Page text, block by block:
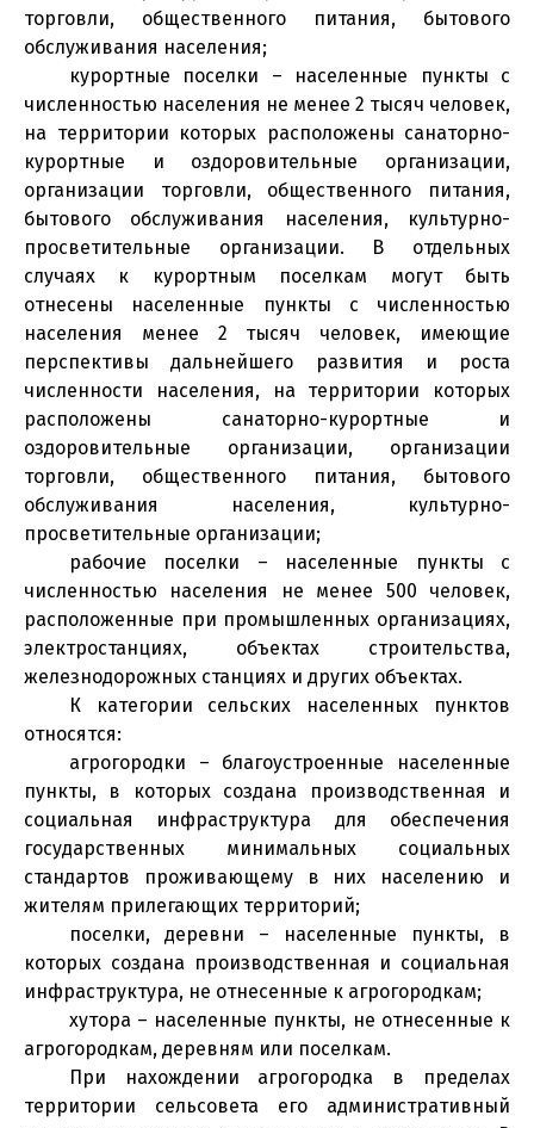
торговли, общественного питания, бытового
обслуживания населения;
курортные поселки – населенные пункты с
численностью населения не менее 2 тысяч человек,
на территории которых расположены санаторно-
курортные и оздоровительные организации,
организации торговли, общественного питания,
бытового обслуживания населения, культурно-
просветительные организации. В отдельных
случаях к курортным поселкам могут быть
отнесены населенные пункты с численностью
населения менее 2 тысяч человек, имеющие
перспективы дальнейшего развития и роста
численности населения, на территории которых
расположены санаторно-курортные и
оздоровительные организации, организации
торговли, общественного питания, бытового
обслуживания населения, культурно-
просветительные организации;
рабочие поселки – населенные пункты с
численностью населения не менее 500 человек,
расположенные при промышленных организациях,
электростанциях, объектах строительства,
железнодорожных станциях и других объектах.
К категории сельских населенных пунктов
относятся:
агрогородки – благоустроенные населенные
пункты, в которых создана производственная и
социальная инфраструктура для обеспечения
государственных минимальных социальных
стандартов проживающему в них населению и
жителям прилегающих территорий;
поселки, деревни – населенные пункты, в
которых создана производственная и социальная
инфраструктура, не отнесенные к агрогородкам;
хутора – населенные пункты, не отнесенные к
агрогородкам, деревням или поселкам.
При нахождении агрогородка в пределах
территории сельсовета его административный